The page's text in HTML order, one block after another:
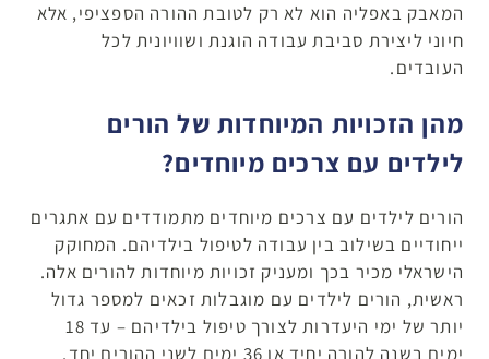
המאבק באפליה הוא לא רק לטובת ההורה הספציפי, אלא
חיוני ליצירת סביבת עבודה הוגנת ושוויונית לכל
העובדים.
מהן הזכויות המיוחדות של הורים
לילדים עם צרכים מיוחדים?
הורים לילדים עם צרכים מיוחדים מתמודדים עם אתגרים
ייחודיים בשילוב בין עבודה לטיפול בילדיהם. המחוקק
הישראלי מכיר בכך ומעניק זכויות מיוחדות להורים אלה.
ראשית, הורים לילדים עם מוגבלות זכאים למספר גדול
יותר של ימי היעדרות לצורך טיפול בילדיהם – עד 18
ימים בשנה להורה יחיד או 36 ימים לשני ההורים יחד.